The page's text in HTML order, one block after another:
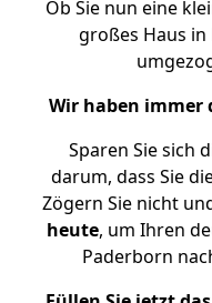
Ob Sie nun eine
großes Haus
Wir haben immer
Sparen Sie sich
darum, dass Sie
Zögern Sie nicht
heute, um Ihren
Paderborn